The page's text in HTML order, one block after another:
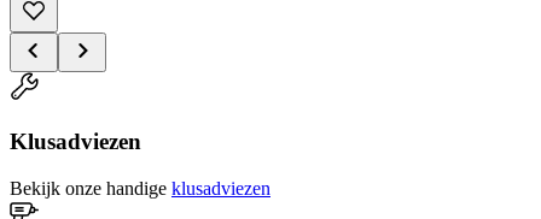
Klusadviezen
Bekijk onze handige klusadviezen